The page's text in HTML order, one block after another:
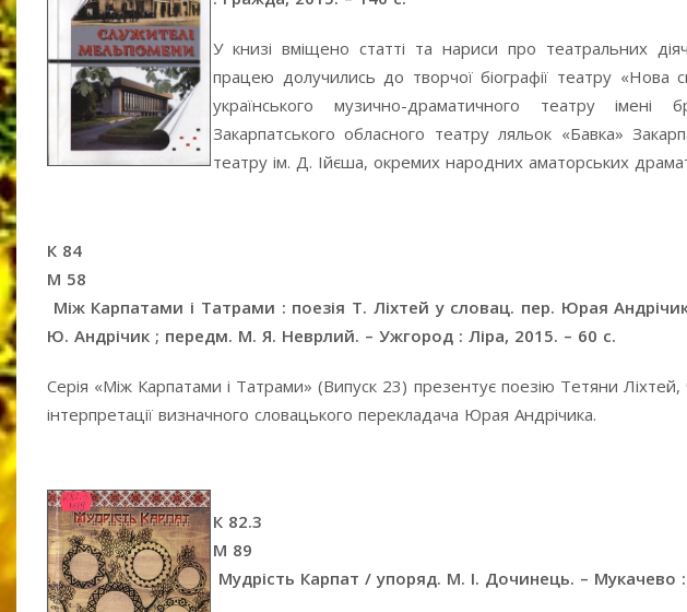
У книзі вміщено статті та нариси про театральних
працею долучились до творчої біографії театру «Нова
українського музично-драматичного театру імені
Закарпатського обласного театру ляльок «Бавка»
театру ім. Д. Ійєша, окремих народних аматорських
К 84
М 58
Між Карпатами і Татрами : поезія Т. Ліхтей у словац. пер. Юрая
Ю. Андрічик ; передм. М. Я. Неврлий. – Ужгород : Ліра, 2015. – 60 с.
Серія «Між Карпатами і Татрами» (Випуск 23) презентує поезію Тетяни
інтерпретації визначного словацького перекладача Юрая Андрічика.
К 82.3
М 89
Мудрість Карпат / упоряд. М. І. Дочинець. – Мукачево